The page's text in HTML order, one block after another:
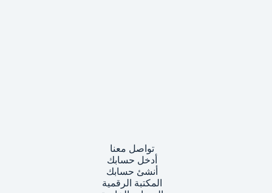
تواصل معنا
أدخل حسابك
أنشئ حسابك
المكتبة الرقمية